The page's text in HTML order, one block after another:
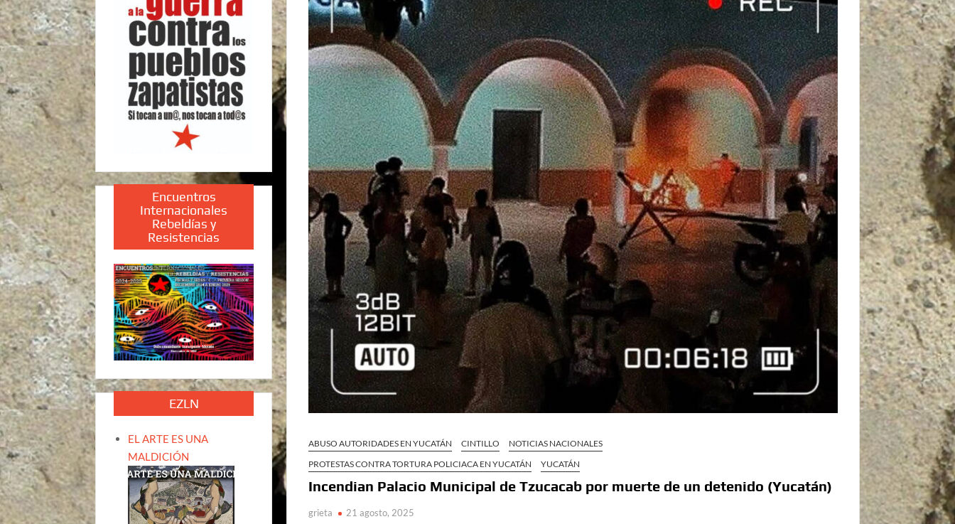
ABUSO AUTORIDADES EN YUCATÁN CINTILLO
NOTICIAS NACIONALES
PROTESTAS CONTRA TORTURA POLICIACA EN YUCATÁN
YUCATÁN
Incendian Palacio Municipal de Tzucacab por muerte de un detenido (Yucatán)
grieta 21 agosto, 2025
Encuentros
Internacionales
Rebeldías y
Resistencias
EZLN
EL ARTE ES UNA
MALDICIÓN